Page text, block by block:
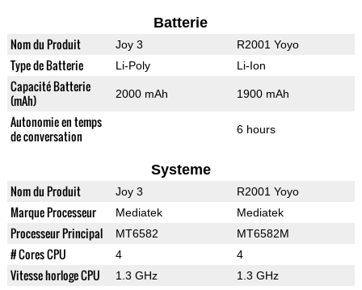
Batterie
Nom du Produit Joy 3 R2001 Yoyo
Type de Batterie Li-Poly Li-Ion
Capacité Batterie
(mAh)
2000 mAh 1900 mAh
Autonomie en temps
de conversation
6 hours
Systeme
Nom du Produit Joy 3 R2001 Yoyo
Marque Processeur Mediatek Mediatek
Processeur Principal MT6582 MT6582M
# Cores CPU 4 4
Vitesse horloge CPU 1.3 GHz 1.3 GHz